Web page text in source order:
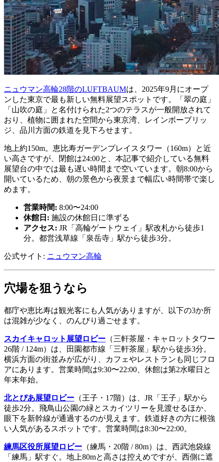
ニュウマン高輪28階のLUFTBAUMは、2025年9月にオープ
ンした東京で最も新しい無料展望スポットです。「翠の庭」
「山吹の庭」と名付けられた2つのテラスが一般開放されて
おり、植物に囲まれた空間から東京湾、レインボーブリッ
ジ、品川方面の鉄道を見下ろせます。
地上約150m。恵比寿ガーデンプレイスタワー（160m）と近
い高さですが、閉館は24:00と、本記事で紹介している無料
展望台の中では最も遅い時間まで空いています。朝8:00から
開いているため、朝の景色から夜景まで幅広い時間帯で楽し
めます。
営業時間: 8:00〜24:00
休館日: 施設の休館日に準ずる
アクセス: JR「高輪ゲートウェイ」駅改札から徒歩1
分。都営浅草線「泉岳寺」駅から徒歩3分。
公式サイト: ニュウマン高輪
穴場を狙うなら
都庁や恵比寿は観光客にも人気がありますが、以下の3か所
は混雑が少なく、のんびり過ごせます。
スカイキャロット展望ロビー （三軒茶屋・キャロットタワー
26階 / 124m）は、田園都市線「三軒茶屋」駅から徒歩3分。
横浜方面の街並みが広がり、カフェやレストランも同じフロ
アにあります。営業時間は9:30〜22:00、休館は第2水曜日と
年末年始。
北とぴあ展望ロビー （王子・17階）は、JR「王子」駅から
徒歩2分。飛鳥山公園の緑とスカイツリーを見渡せるほか、
眼下を新幹線が通過するのが見えます。鉄道好きの方に根強
い人気があるスポットです。営業時間は8:30〜22:00。
練馬区役所展望ロビー （練馬・20階 / 80m）は、西武池袋線
「練馬」駅すぐ。地上80mと高さは控えめですが、西側に遮